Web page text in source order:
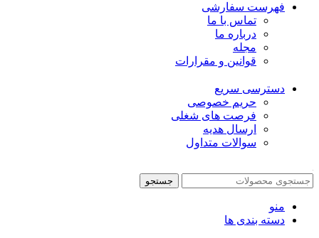
فهرست سفارشی
تماس با ما
درباره ما
مجله
قوانین و مقرارات
دسترسی سریع
حریم خصوصی
فرصت های شغلی
ارسال هدیه
سوالات متداول
جستجو
منو
دسته بندی ها